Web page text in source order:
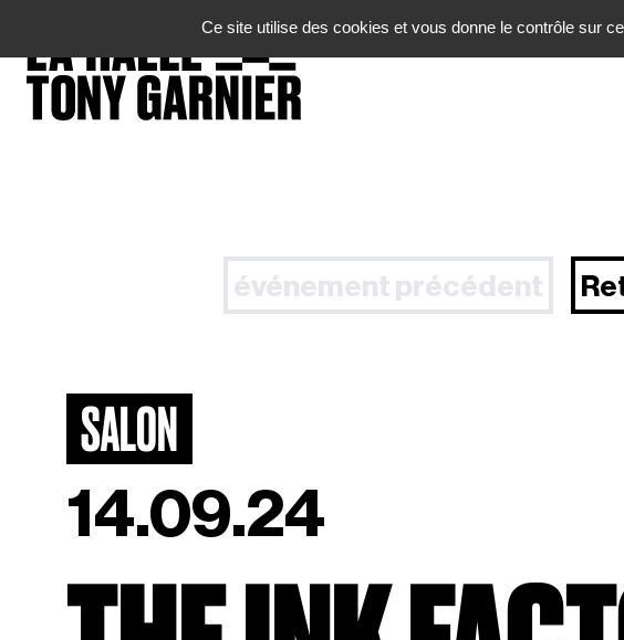
événement précédent
SALON
14.09.24
Panneau de gestion des cookiesCe site utilise des cookies et vous donne le contrôle sur